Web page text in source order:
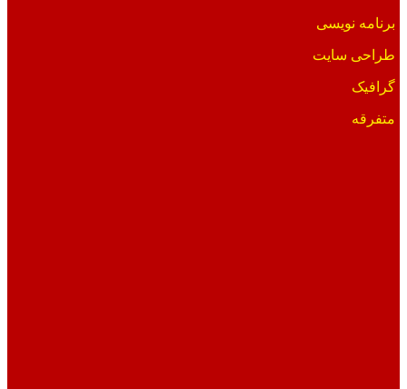
برنامه نویسی
طراحی سایت
گرافیک
متفرقه